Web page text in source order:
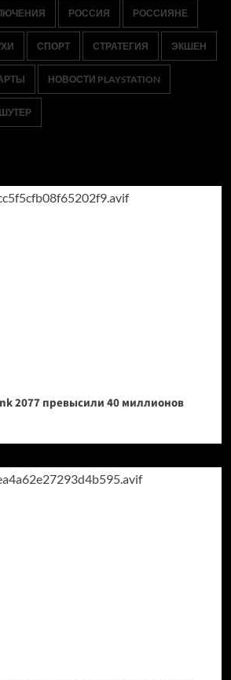
РОССИЯ РОССИЯНЕ
СПОРТ СТРАТЕГИЯ ЭКШЕН
НОВОСТИ PLAYSTATION
ШУТЕР
2077 превысили 40 миллионов